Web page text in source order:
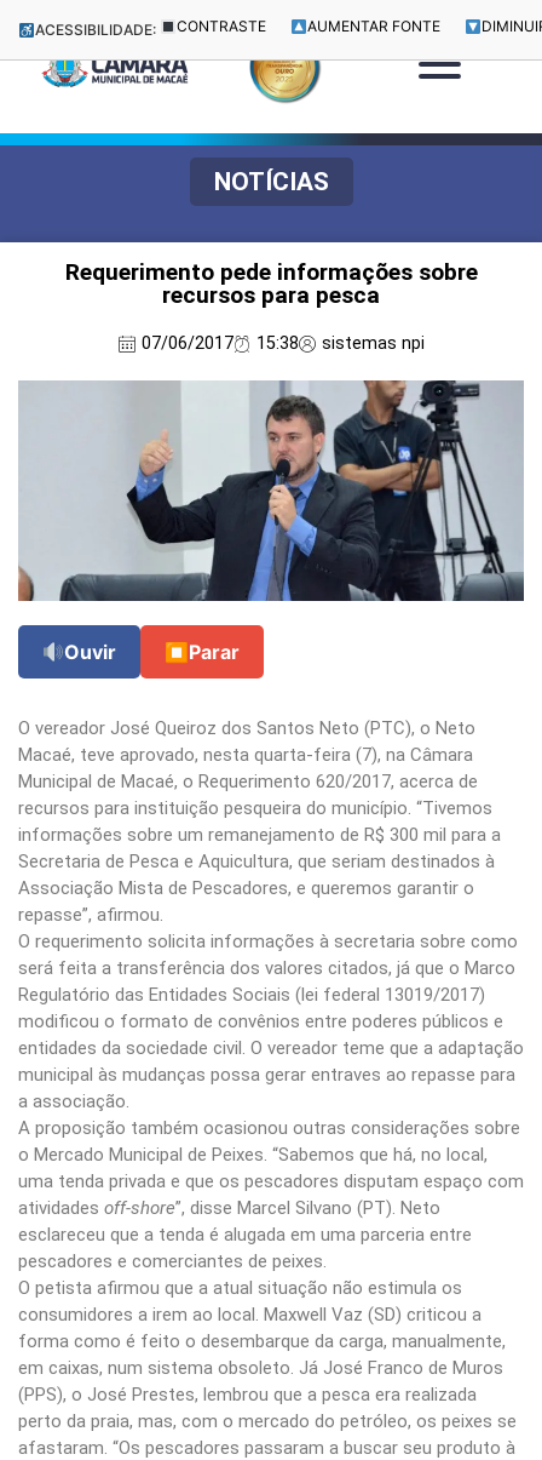
ACESSIBILIDADE: CONTRASTE AUMENTAR FONTE
NOTÍCIAS
Requerimento pede informações sobre
recursos para pesca
07/06/2017 15:38 sistemas npi
Ouvir ⏹ Parar
O vereador José Queiroz dos Santos Neto (PTC), o Neto
Macaé, teve aprovado, nesta quarta-feira (7), na Câmara
Municipal de Macaé, o Requerimento 620/2017, acerca de
recursos para instituição pesqueira do município. “Tivemos
informações sobre um remanejamento de R$ 300 mil para a
Secretaria de Pesca e Aquicultura, que seriam destinados à
Associação Mista de Pescadores, e queremos garantir o
repasse”, afirmou.
O requerimento solicita informações à secretaria sobre como
será feita a transferência dos valores citados, já que o Marco
Regulatório das Entidades Sociais (lei federal 13019/2017)
modificou o formato de convênios entre poderes públicos e
entidades da sociedade civil. O vereador teme que a adaptação
municipal às mudanças possa gerar entraves ao repasse para
a associação.
A proposição também ocasionou outras considerações sobre
o Mercado Municipal de Peixes. “Sabemos que há, no local,
uma tenda privada e que os pescadores disputam espaço com
atividades off-shore”, disse Marcel Silvano (PT). Neto
esclareceu que a tenda é alugada em uma parceria entre
pescadores e comerciantes de peixes.
O petista afirmou que a atual situação não estimula os
consumidores a irem ao local. Maxwell Vaz (SD) criticou a
forma como é feito o desembarque da carga, manualmente,
em caixas, num sistema obsoleto. Já José Franco de Muros
(PPS), o José Prestes, lembrou que a pesca era realizada
perto da praia, mas, com o mercado do petróleo, os peixes se
afastaram. “Os pescadores passaram a buscar seu produto à